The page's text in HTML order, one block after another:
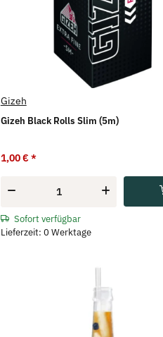
Gizeh
Gizeh Black Rolls Slim (5m)
1,00 € *
Sofort verfügbar
Lieferzeit: 0 Werktage